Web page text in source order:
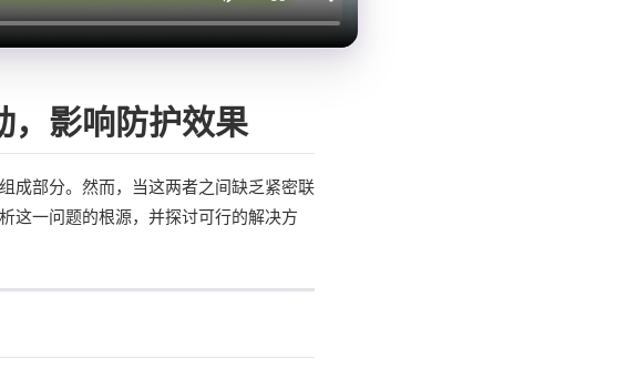
，影响防护效果
成部分。然而，当这两者之间缺乏紧密联
这一问题的根源，并探讨可行的解决方